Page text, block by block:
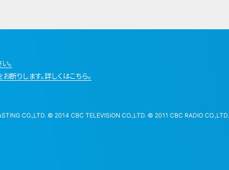
。
りします。詳しくはこちら。
CO.,LTD. © 2014 CBC TELEVISION CO.,LTD. © 2011 CBC RADIO CO.,LTD.